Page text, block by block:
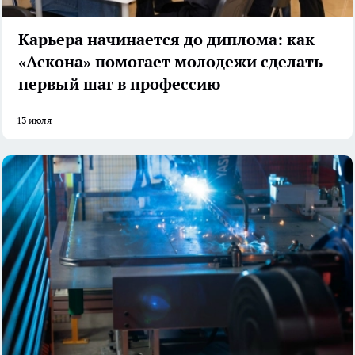
Карьера начинается до диплома: как
«Аскона» помогает молодежи сделать
первый шаг в профессию
13 июля